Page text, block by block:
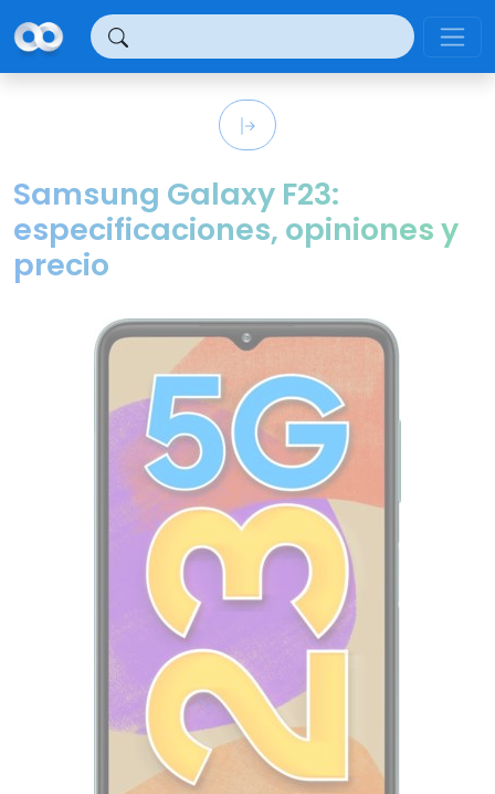
Samsung Galaxy F23:
especificaciones, opiniones y
precio
Panel de gestión de cookies